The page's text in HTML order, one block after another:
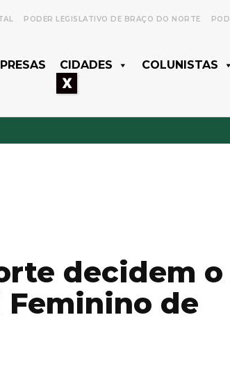
PODER LEGISLATIVO DE BRAÇO DO NORTE
CIDADES COLUNISTAS
decidem o
de
X